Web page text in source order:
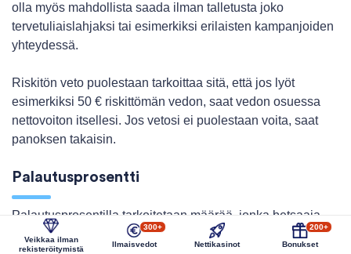
olla myös mahdollista saada ilman talletusta joko
tervetuliaislahjaksi tai esimerkiksi erilaisten kampanjoiden
yhteydessä.
Riskitön veto puolestaan tarkoittaa sitä, että jos lyöt
esimerkiksi 50 € riskittömän vedon, saat vedon osuessa
nettovoiton itsellesi. Jos vetosi ei puolestaan voita, saat
panoksen takaisin.
Palautusprosentti
Palautusprosentilla tarkoitetaan määrää, jonka betsaaja
saa teoreettisessa tapauksessa takaisin. Muuttuvan
Veikkaa ilman
rekisteröitymistä
Ilmaisvedot
300+
Nettikasinot
Bonukset
200+